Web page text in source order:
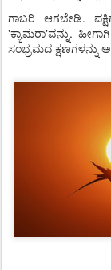
ಗಾಬರಿ ಆಗಬೇಡಿ.
ʼಕ್ಯಾಮರಾʼವನ್ನು.
ಸಂಭ್ರಮದ